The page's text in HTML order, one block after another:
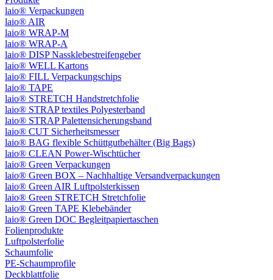
laio® Verpackungen
laio® AIR
laio® WRAP-M
laio® WRAP-A
laio® DISP Nassklebestreifengeber
laio® WELL Kartons
laio® FILL Verpackungschips
laio® TAPE
laio® STRETCH Handstretchfolie
laio® STRAP textiles Polyesterband
laio® STRAP Palettensicherungsband
laio® CUT Sicherheitsmesser
laio® BAG flexible Schüttgutbehälter (Big Bags)
laio® CLEAN Power-Wischtücher
laio® Green Verpackungen
laio® Green BOX – Nachhaltige Versandverpackungen
laio® Green AIR Luftpolsterkissen
laio® Green STRETCH Stretchfolie
laio® Green TAPE Klebebänder
laio® Green DOC Begleitpapiertaschen
Folienprodukte
Luftpolsterfolie
Schaumfolie
PE-Schaumprofile
Deckblattfolie